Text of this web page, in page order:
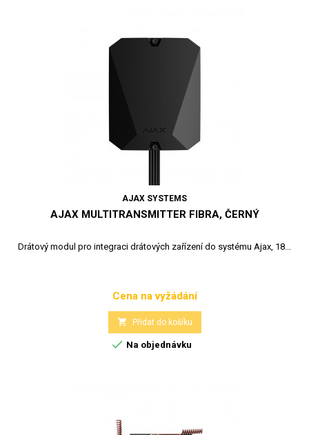
AJAX SYSTEMS
AJAX MULTITRANSMITTER FIBRA, ČERNÝ
Drátový modul pro integraci drátových zařízení do systému Ajax, 18...
Cena
Cena na vyžádání
 Přidat do košíku
 Na objednávku